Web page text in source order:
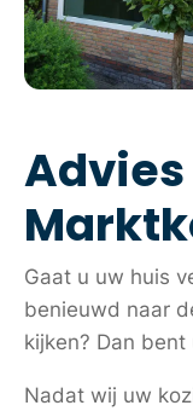
Gaat u uw huis
benieuwd naar
kijken? Dan
Nadat wij uw